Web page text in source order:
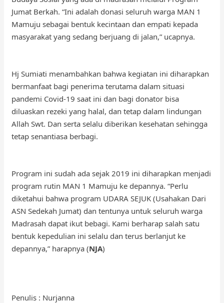
Jumat Berkah. “Ini adalah donasi seluruh warga MAN 1
Mamuju sebagai bentuk kecintaan dan empati kepada
masyarakat yang sedang berjuang di jalan,” ucapnya.
Hj Sumiati menambahkan bahwa kegiatan ini diharapkan
bermanfaat bagi penerima terutama dalam situasi
pandemi Covid-19 saat ini dan bagi donator bisa
diluaskan rezeki yang halal, dan tetap dalam lindungan
Allah Swt. Dan serta selalu diberikan kesehatan sehingga
tetap senantiasa berbagi.
Program ini sudah ada sejak 2019 ini diharapkan menjadi
program rutin MAN 1 Mamuju ke depannya. “Perlu
diketahui bahwa program UDARA SEJUK (Usahakan Dari
ASN Sedekah Jumat) dan tentunya untuk seluruh warga
Madrasah dapat ikut bebagi. Kami berharap salah satu
bentuk kepedulian ini selalu dan terus berlanjut ke
depannya,” harapnya (NJA)
Penulis : Nurjanna